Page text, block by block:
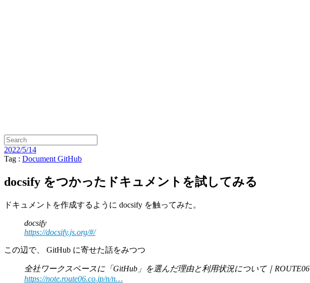
2022/5/14
Tag : Document GitHub
docsify をつかったドキュメントを試してみる
ドキュメントを作成するように docsify を触ってみた。
docsify
https://docsify.js.org/#/
この辺で、 GitHub に寄せた話をみつつ
全社ワークスペースに「GitHub」を選んだ理由と利用状況について｜ROUTE06
https://note.route06.co.jp/n/n…